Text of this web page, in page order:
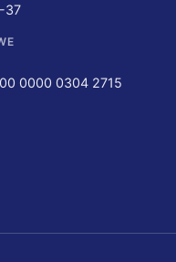
37
0000 0304 2715